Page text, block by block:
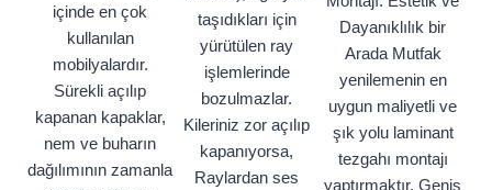
içinde en çok
kullanılan
mobilyalardır.
Sürekli açılıp
kapanan kapaklar,
nem ve buharın
dağılımının zamanla
taşıdıkları için
yürütülen ray
işlemlerinde
bozulmazlar.
Kileriniz zor açılıp
kapanıyorsa,
Raylardan ses
Dayanıklılık bir
Arada Mutfak
yenilemenin en
uygun maliyetli ve
şık yolu laminant
tezgahı montajı
yaptırmaktır. Geniş